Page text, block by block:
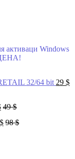
32/64 bit 29 $
49$
$ 98$